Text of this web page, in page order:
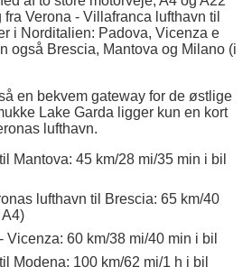
Verona - Villafranca lufthavn til
i Norditalien: Padova, Vicenza e
også Brescia, Mantova og Milano (i
en bekvem gateway for de østlige
Lake Garda ligger kun en kort
lufthavn.
Mantova: 45 km/28 mi/35 min i bil
lufthavn til Brescia: 65 km/40
Vicenza: 60 km/38 mi/40 min i bil
Modena: 100 km/62 mi/1 h i bil